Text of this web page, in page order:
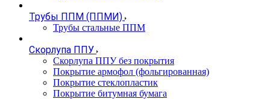
Трубы ППМ (ППМИ)
Трубы стальные ППМ
Скорлупа ППУ
Скорлупа ППУ без покрытия
Покрытие армофол (фольгированная)
Покрытие стеклопластик
Покрытие битумная бумага